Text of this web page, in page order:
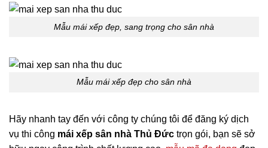
Mẫu mái xếp đẹp, sang trọng cho sân nhà
Mẫu mái xếp đẹp cho sân nhà
Hãy nhanh tay đến với công ty chúng tôi để đăng ký dịch
vụ thi công mái xếp sân nhà Thủ Đức trọn gói, bạn sẽ sở